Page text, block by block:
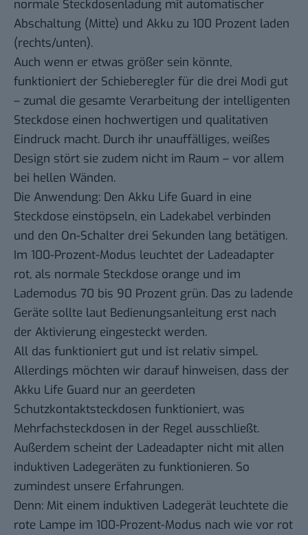
normale Steckdosenladung mit automatischer
Abschaltung (Mitte) und Akku zu 100 Prozent laden
(rechts/unten).
Auch wenn er etwas größer sein könnte,
funktioniert der Schieberegler für die drei Modi gut
– zumal die gesamte Verarbeitung der intelligenten
Steckdose einen hochwertigen und qualitativen
Eindruck macht. Durch ihr unauffälliges, weißes
Design stört sie zudem nicht im Raum – vor allem
bei hellen Wänden.
Die Anwendung: Den Akku Life Guard in eine
Steckdose einstöpseln, ein Ladekabel verbinden
und den On-Schalter drei Sekunden lang betätigen.
Im 100-Prozent-Modus leuchtet der Ladeadapter
rot, als normale Steckdose orange und im
Lademodus 70 bis 90 Prozent grün. Das zu ladende
Geräte sollte laut Bedienungsanleitung erst nach
der Aktivierung eingesteckt werden.
All das funktioniert gut und ist relativ simpel.
Allerdings möchten wir darauf hinweisen, dass der
Akku Life Guard nur an geerdeten
Schutzkontaktsteckdosen funktioniert, was
Mehrfachsteckdosen in der Regel ausschließt.
Außerdem scheint der Ladeadapter nicht mit allen
induktiven Ladegeräten zu funktionieren. So
zumindest unsere Erfahrungen.
Denn: Mit einem induktiven Ladegerät leuchtete die
rote Lampe im 100-Prozent-Modus nach wie vor rot